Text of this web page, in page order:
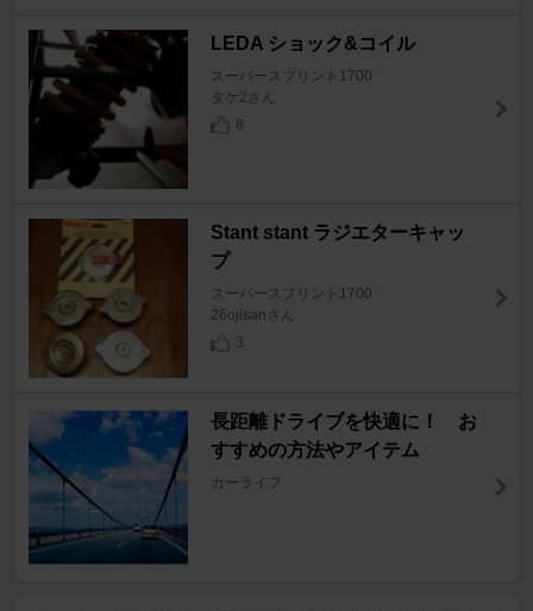
LEDA ショック&コイル
スーパースプリント1700
タケ2さん
8
Stant stant ラジエターキャッ
プ
スーパースプリント1700
26ojisanさん
3
長距離ドライブを快適に！ お
すすめの方法やアイテム
カーライフ